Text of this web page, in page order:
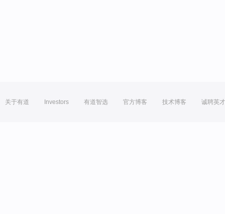
关于有道 Investors 有道智选 官方博客 技术博客 诚聘英才